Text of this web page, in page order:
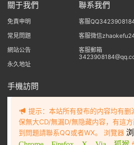
關于我們
免責申明
常見問題
網站公告
永久地址
聯系我們
客服
客服微信
客服郵箱
手機訪問
提示：本站所有發布的内容均有删
保無大CD/無漏D/無隐藏内容，有這
到問題請聯系QQ或者WX。 浏覽器